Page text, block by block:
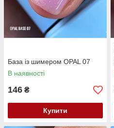
База із шимером OPAL 07
В наявності
146 ₴
Купити